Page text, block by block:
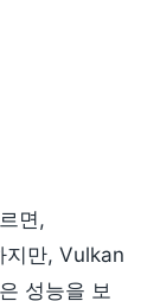
면,
지만, Vulkan
성능을 보